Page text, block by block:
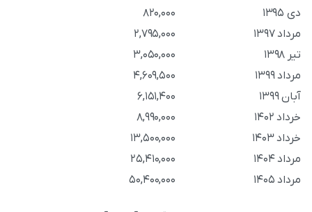
دی ۱۳۹۵
۸۲۰,۰۰۰
مرداد ۱۳۹۷
۲,۷۹۵,۰۰۰
تیر ۱۳۹۸
۳,۰۵۰,۰۰۰
مرداد ۱۳۹۹
۴,۶۰۹,۵۰۰
آبان ۱۳۹۹
۶,۱۵۱,۴۰۰
خرداد ۱۴۰۲
۸,۹۹۰,۰۰۰
خرداد ۱۴۰۳
۱۳,۵۰۰,۰۰۰
مرداد ۱۴۰۴
۲۵,۴۱۰,۰۰۰
مرداد ۱۴۰۵
۵۰,۴۰۰,۰۰۰